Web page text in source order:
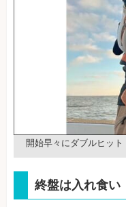
開始早々にダブルヒット
終盤は入れ食い